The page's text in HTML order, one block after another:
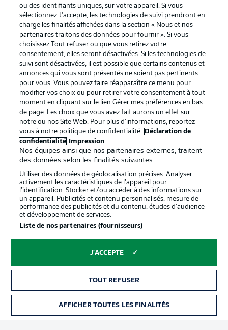
ou des identifiants uniques, sur votre appareil. Si vous
sélectionnez J'accepte, les technologies de suivi prendront en
charge les finalités affichées dans la section « Nous et nos
partenaires traitons des données pour fournir ». Si vous
choisissez Tout refuser ou que vous retirez votre
consentement, elles seront désactivées. Si les technologies de
suivi sont désactivées, il est possible que certains contenus et
annonces qui vous sont présentés ne soient pas pertinents
pour vous. Vous pouvez faire réapparaître ce menu pour
modifier vos choix ou pour retirer votre consentement à tout
moment en cliquant sur le lien Gérer mes préférences en bas
de page. Les choix que vous avez fait aurons un effet sur
notre ou nos Site Web. Pour plus d’informations, reportez-
vous à notre politique de confidentialité.
Déclaration de
confidentialité
Impression
Nos équipes ainsi que nos partenaires externes, traitent
des données selon les finalités suivantes :
Utiliser des données de géolocalisation précises. Analyser
activement les caractéristiques de l’appareil pour
l’identification. Stocker et/ou accéder à des informations sur
un appareil. Publicités et contenu personnalisés, mesure de
performance des publicités et du contenu, études d’audience
et développement de services.
Liste de nos partenaires (fournisseurs)
J'ACCEPTE
TOUT REFUSER
AFFICHER TOUTES LES FINALITÉS